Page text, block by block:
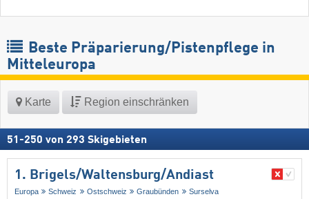
Beste Präparierung/Pistenpflege in
Mitteleuropa
Karte Region einschränken
51 -250 von 293 Skigebieten
1. Brigels/​Waltensburg/​Andiast
Europa Schweiz Ostschweiz Graubünden Surselva